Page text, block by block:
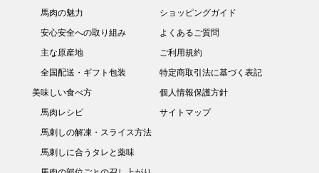
馬肉の魅力
安心安全への取り組み
主な原産地
全国配送・ギフト包装
美味しい食べ方
馬肉レシピ
馬刺しの解凍・スライス方法
馬刺しに合うタレと薬味
ショッピングガイド
よくあるご質問
ご利用規約
特定商取引法に基づく表記
個人情報保護方針
サイトマップ